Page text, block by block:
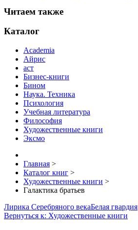
Читаем также
Каталог
Academia
Айрис
аст
Бизнес-книги
Бином
Наука. Техника
Психология
Учебная литература
Философия
Художественные книги
Эксмо
Главная >
Каталог книг >
Художественные книги >
Галактика братьев
Лирика Серебряного векаБелая гвардия
Вернуться к: Художественные книги